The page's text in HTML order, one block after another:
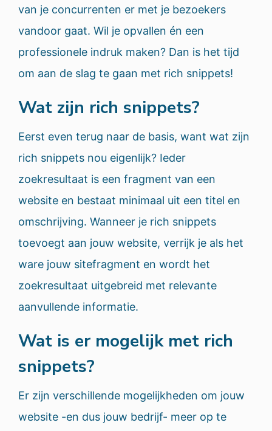
van je concurrenten er met je bezoekers
vandoor gaat. Wil je opvallen én een
professionele indruk maken? Dan is het tijd
om aan de slag te gaan met rich snippets!
Wat zijn rich snippets?
Eerst even terug naar de basis, want wat zijn
rich snippets nou eigenlijk? Ieder
zoekresultaat is een fragment van een
website en bestaat minimaal uit een titel en
omschrijving. Wanneer je rich snippets
toevoegt aan jouw website, verrijk je als het
ware jouw sitefragment en wordt het
zoekresultaat uitgebreid met relevante
aanvullende informatie.
Wat is er mogelijk met rich
snippets?
Er zijn verschillende mogelijkheden om jouw
website -en dus jouw bedrijf- meer op te